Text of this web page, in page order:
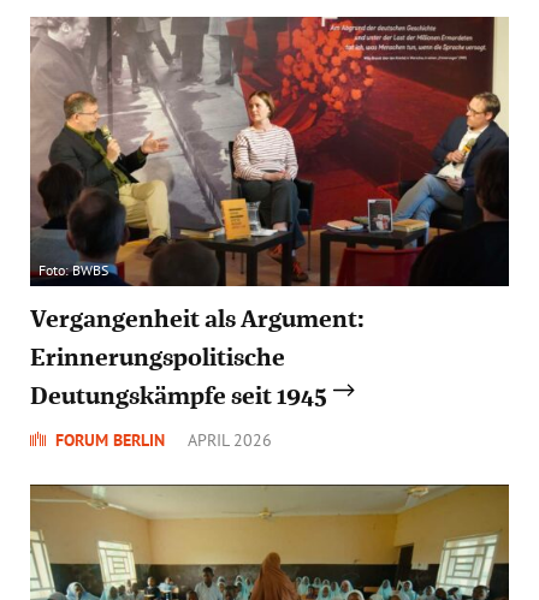
Foto: BWBS
Vergangenheit als Argument:
Erinnerungspolitische
Deutungskämpfe seit 1945
FORUM BERLIN APRIL 2026